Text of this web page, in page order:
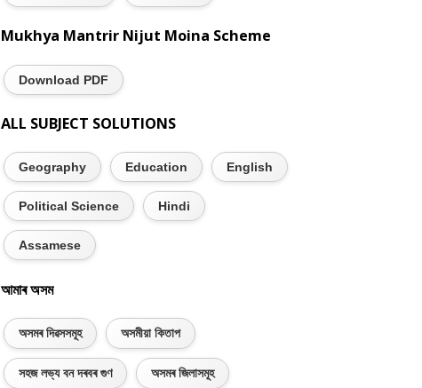
Mukhya Mantrir Nijut Moina Scheme
Download PDF
ALL SUBJECT SOLUTIONS
Geography Education English
Political Science Hindi
Assamese
আমাৰ অসম
অসমৰ দিৱসসমূহ অসমীয়া কিতাপ
সহজ লভ্য বন দৰবৰ গুণ অসমৰ জিলাসমূহ